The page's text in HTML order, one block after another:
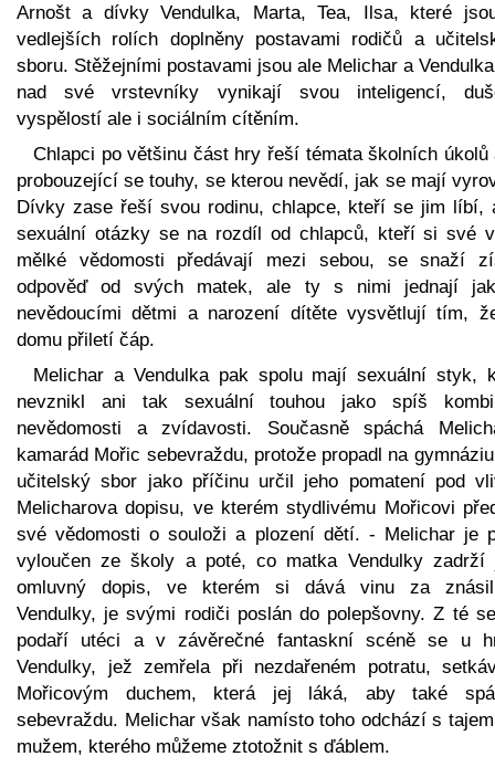
Arnošt a dívky Vendulka, Marta, Tea, Ilsa, které
vedlejších rolích doplněny postavami rodičů a
sboru. Stěžejními postavami jsou ale Melichar a
nad své vrstevníky vynikají svou inteligencí,
vyspělostí ale i sociálním cítěním.
Chlapci po většinu část hry řeší témata školních úkolů
probouzející se touhy, se kterou nevědí, jak se mají
Dívky zase řeší svou rodinu, chlapce, kteří se jim líbí,
sexuální otázky se na rozdíl od chlapců, kteří si své
mělké vědomosti předávají mezi sebou, se snaží
odpověď od svých matek, ale ty s nimi jednají
nevědoucími dětmi a narození dítěte vysvětlují tím,
domu přiletí čáp.
Melichar a Vendulka pak spolu mají sexuální styk,
nevznikl ani tak sexuální touhou jako spíš
nevědomosti a zvídavosti. Současně spáchá
kamarád Mořic sebevraždu, protože propadl na
učitelský sbor jako příčinu určil jeho pomatení pod
Melicharova dopisu, ve kterém stydlivému Mořicovi
své vědomosti o souloži a plození dětí. - Melichar je
vyloučen ze školy a poté, co matka Vendulky zadrží
omluvný dopis, ve kterém si dává vinu za
Vendulky, je svými rodiči poslán do polepšovny. Z té
podaří utéci a v závěrečné fantaskní scéně se u
Vendulky, jež zemřela při nezdařeném potratu,
Mořicovým duchem, která jej láká, aby také
sebevraždu. Melichar však namísto toho odchází s
mužem, kterého můžeme ztotožnit s ďáblem.